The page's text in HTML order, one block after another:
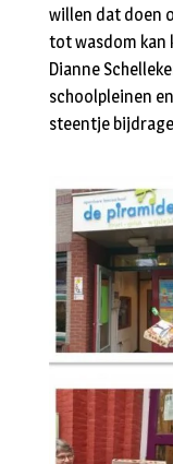
willen dat doen
tot wasdom kan
Dianne
schoolpleinen
steentje